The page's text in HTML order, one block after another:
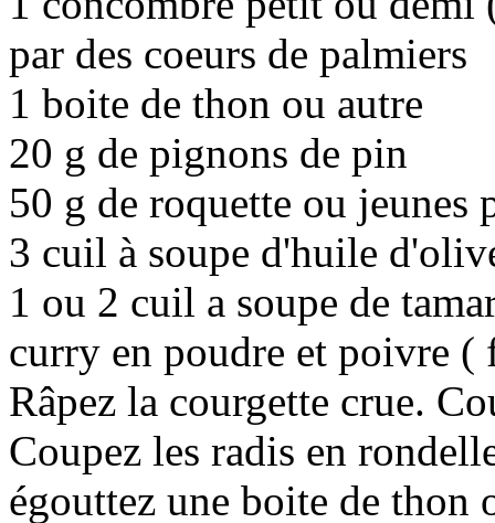
par des coeurs de palmiers
1 boite de thon ou autre
20 g de pignons de pin
50 g de roquette ou jeunes
3 cuil à soupe d'huile
1 ou 2 cuil a soupe de
curry en poudre et poivre (
Râpez la courgette crue.
Coupez les radis en
égouttez une boite de thon